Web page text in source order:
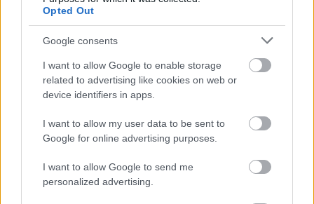
Opted Out
Google consents
I want to allow Google to enable storage
related to advertising like cookies on web or
device identifiers in apps.
I want to allow my user data to be sent to
Google for online advertising purposes.
I want to allow Google to send me
personalized advertising.
Újragondolják Lipótváros rejtett, zöld
Történelmi táj, amelynek minden köve
mesél – megújul a tatai Angolkert